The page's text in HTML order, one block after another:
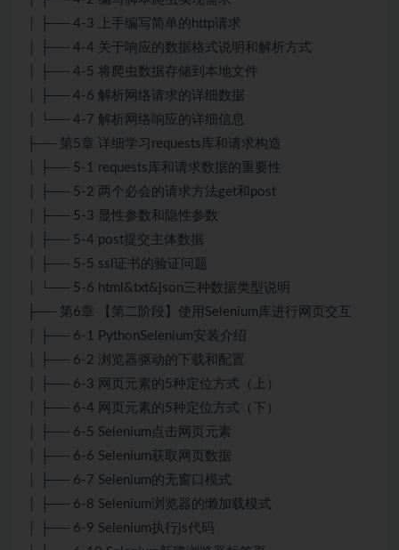
│ ├── 4-3 上手编写简单的http请求
│ ├── 4-4 关于响应的数据格式说明和解析方式
│ ├── 4-5 将爬虫数据存储到本地文件
│ ├── 4-6 解析网络请求的详细数据
│ └── 4-7 解析网络响应的详细信息
├── 第5章 详细学习requests库和请求构造
│ ├── 5-1 requests库和请求数据的重要性
│ ├── 5-2 两个必会的请求方法get和post
│ ├── 5-3 显性参数和隐性参数
│ ├── 5-4 post提交主体数据
│ ├── 5-5 ssl证书的验证问题
│ └── 5-6 html&txt&json三种数据类型说明
├── 第6章 【第二阶段】使用Selenium库进行网页交互
│ ├── 6-1 PythonSelenium安装介绍
│ ├── 6-2 浏览器驱动的下载和配置
│ ├── 6-3 网页元素的5种定位方式（上）
│ ├── 6-4 网页元素的5种定位方式（下）
│ ├── 6-5 Selenium点击网页元素
│ ├── 6-6 Selenium获取网页数据
│ ├── 6-7 Selenium的无窗口模式
│ ├── 6-8 Selenium浏览器的懒加载模式
│ ├── 6-9 Selenium执行js代码